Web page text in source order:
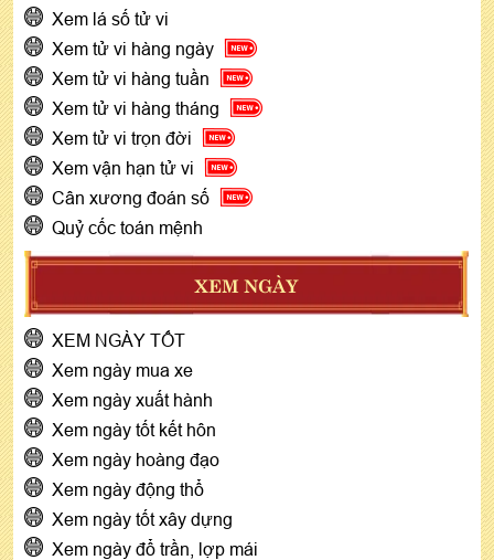
Xem lá số tử vi
Xem tử vi hàng ngày
Xem tử vi hàng tuần
Xem tử vi hàng tháng
Xem tử vi trọn đời
Xem vận hạn tử vi
Cân xương đoán số
Quỷ cốc toán mệnh
XEM NGÀY
XEM NGÀY TỐT
Xem ngày mua xe
Xem ngày xuất hành
Xem ngày tốt kết hôn
Xem ngày hoàng đạo
Xem ngày động thổ
Xem ngày tốt xây dựng
Xem ngày đổ trần, lợp mái